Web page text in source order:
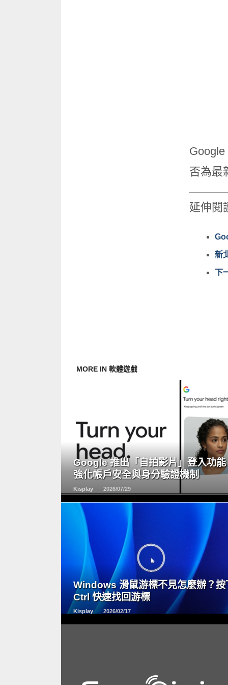
否為最
延伸閱
新
下
MORE IN 軟體遊戲
Google 推出「自拍影片」登入功能
強化帳戶安全與身分驗證機制
Kisplay 2026/07/29
READ
MORE
Windows 滑鼠游標不見怎麼辦？按
Ctrl 快速找回游標
Kisplay 2026/02/17
READ
MORE